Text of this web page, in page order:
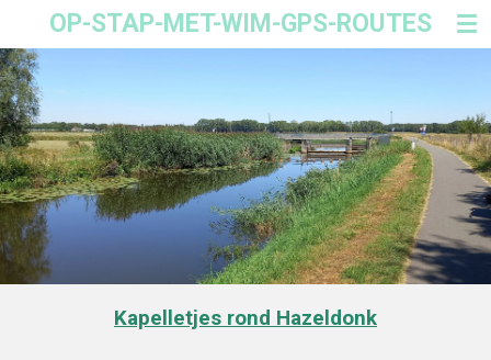
direct
naar
de
hoofdinhoud
OP-STAP-MET-WIM-GPS-ROUTES
Kapelletjes rond Hazeldonk